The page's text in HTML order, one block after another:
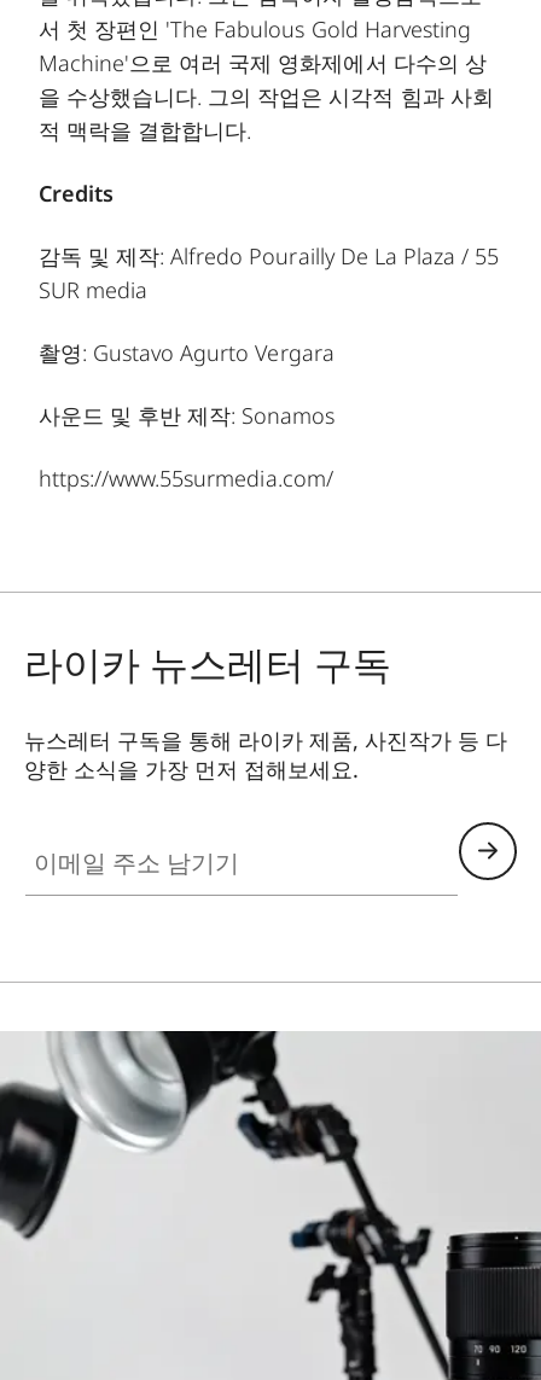
서 첫 장편인 'The Fabulous Gold Harvesting
Machine'으로 여러 국제 영화제에서 다수의 상
을 수상했습니다. 그의 작업은 시각적 힘과 사회
적 맥락을 결합합니다.
Credits
감독 및 제작: Alfredo Pourailly De La Plaza / 55
SUR media
촬영: Gustavo Agurto Vergara
사운드 및 후반 제작: Sonamos
https://www.55surmedia.com/
라이카 뉴스레터 구독
뉴스레터 구독을 통해 라이카 제품, 사진작가 등 다
양한 소식을 가장 먼저 접해보세요.